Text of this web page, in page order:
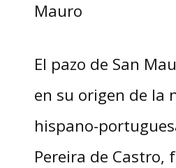
Mauro
El pazo de San
en su origen de la
hispano-
Pereira de Castro,